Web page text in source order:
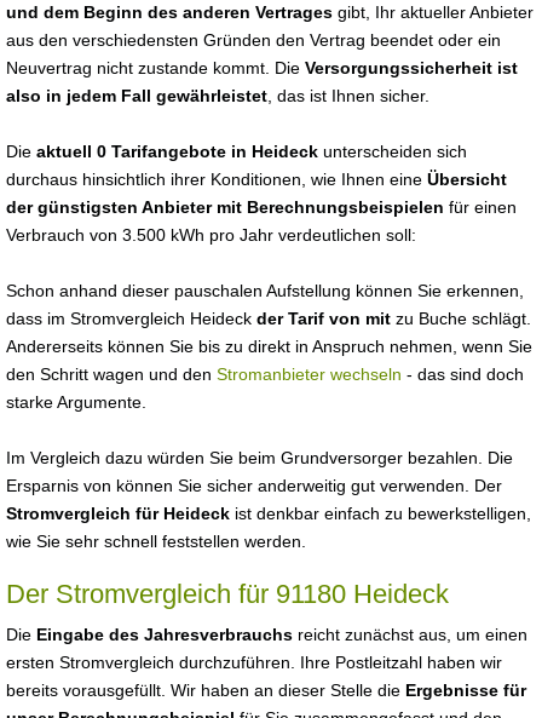
und dem Beginn des anderen Vertrages gibt, Ihr aktueller Anbieter
aus den verschiedensten Gründen den Vertrag beendet oder ein
Neuvertrag nicht zustande kommt. Die Versorgungssicherheit ist
also in jedem Fall gewährleistet , das ist Ihnen sicher.
Die aktuell 0 Tarifangebote in Heideck unterscheiden sich
durchaus hinsichtlich ihrer Konditionen, wie Ihnen eine Übersicht
der günstigsten Anbieter mit Berechnungsbeispielen für einen
Verbrauch von 3.500 kWh pro Jahr verdeutlichen soll:
Schon anhand dieser pauschalen Aufstellung können Sie erkennen,
dass im Stromvergleich Heideck der Tarif von mit zu Buche schlägt.
Andererseits können Sie bis zu direkt in Anspruch nehmen, wenn Sie
den Schritt wagen und den Stromanbieter wechseln - das sind doch
starke Argumente.
Im Vergleich dazu würden Sie beim Grundversorger bezahlen. Die
Ersparnis von können Sie sicher anderweitig gut verwenden. Der
Stromvergleich für Heideck ist denkbar einfach zu bewerkstelligen,
wie Sie sehr schnell feststellen werden.
Der Stromvergleich für 91180 Heideck
Die Eingabe des Jahresverbrauchs reicht zunächst aus, um einen
ersten Stromvergleich durchzuführen. Ihre Postleitzahl haben wir
bereits vorausgefüllt. Wir haben an dieser Stelle die Ergebnisse für